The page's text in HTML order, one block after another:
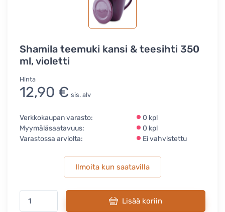
Shamila teemuki kansi & teesihti 350
ml, violetti
Hinta
12,90 € sis. alv
Verkkokaupan varasto:
0 kpl
Myymäläsaatavuus:
0 kpl
Varastossa arviolta:
Ei vahvistettu
Ilmoita kun saatavilla
Lisää koriin